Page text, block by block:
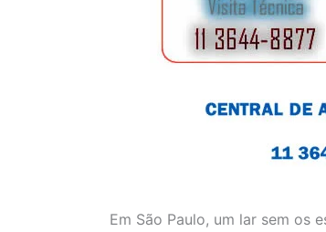
Em São Paulo, um lar sem os